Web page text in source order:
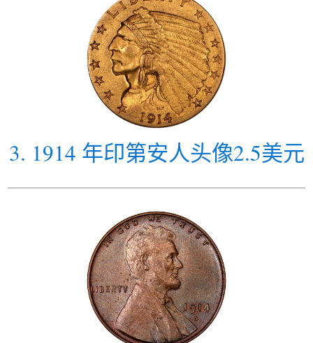
3. 1914 年印第安人头像2.5美元